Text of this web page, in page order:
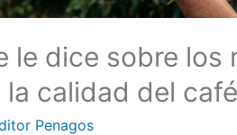
le dice sobre los
calidad del café
Penagos